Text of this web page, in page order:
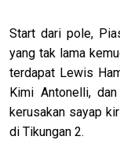
Start dari pole,
yang tak lama
terdapat Lewis
Kimi Antonelli,
kerusakan sayap
di Tikungan 2.